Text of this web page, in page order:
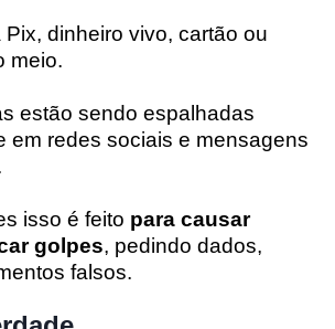
dinheiro vivo, cartão ou
meio.
estão sendo espalhadas
em redes sociais e mensagens
isso é feito para causar
golpes, pedindo dados,
falsos.